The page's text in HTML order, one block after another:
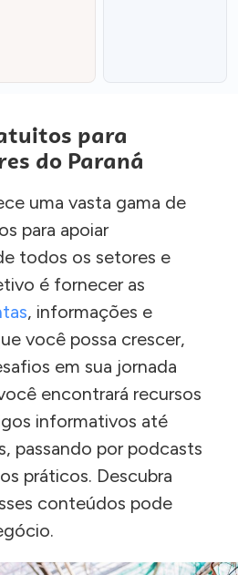
para
do Paraná
uma vasta gama de
para apoiar
todos os setores e
é fornecer as
, informações e
você possa crescer,
em sua jornada
encontrará recursos
informativos até
passando por podcasts
práticos. Descubra
conteúdos pode